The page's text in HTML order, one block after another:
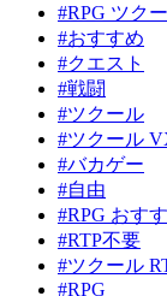
#RPG ツク
#おすすめ
#クエスト
#戦闘
#ツクール
#ツクール
#バカゲー
#自由
#RPG おす
#RTP不要
#ツクール
#RPG